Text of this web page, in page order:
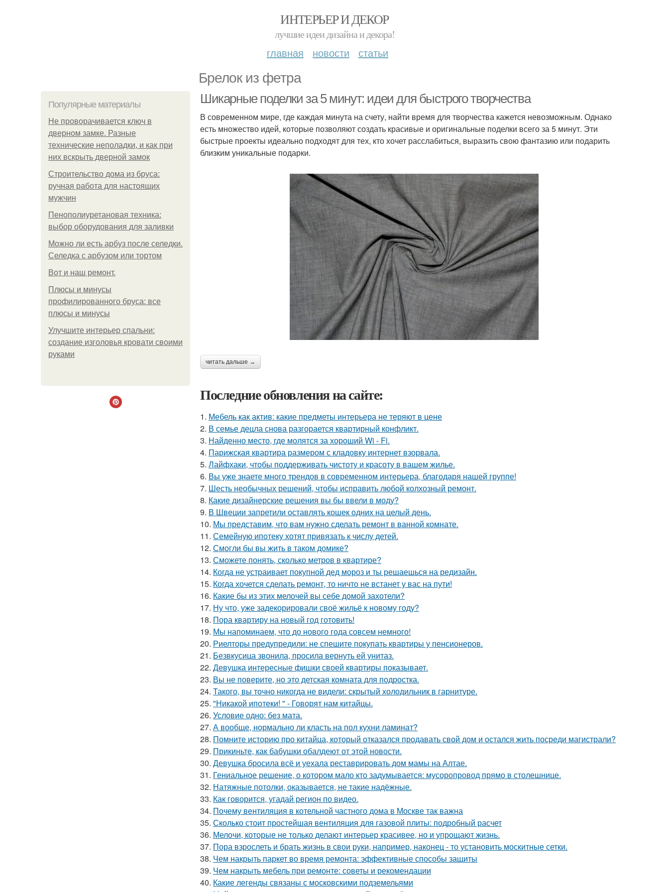
ИНТЕРЬЕР И ДЕКОР
лучшие идеи дизайна и декора!
главная новости статьи
Брелок из фетра
Популярные материалы
Не проворачивается ключ в
дверном замке. Разные
технические неполадки, и как при
них вскрыть дверной замок
Строительство дома из бруса:
ручная работа для настоящих
мужчин
Пенополиуретановая техника:
выбор оборудования для заливки
Можно ли есть арбуз после селедки.
Селедка с арбузом или тортом
Boт и наш ремoнт.
Плюсы и минусы
профилированного бруса: все
плюсы и минусы
Улучшите интерьер спальни:
создание изголовья кровати своими
руками
Шикарные поделки за 5 минут: идеи для быстрого творчества
В современном мире, где каждая минута на счету, найти время для творчества кажется невозможным. Однако
есть множество идей, которые позволяют создать красивые и оригинальные поделки всего за 5 минут. Эти
быстрые проекты идеально подходят для тех, кто хочет расслабиться, выразить свою фантазию или подарить
близким уникальные подарки.
читать дальше →
Последние обновления на сайте:
1. Мебель как актив: какие предметы интерьера не теряют в цене
2. В семье децла снова разгорается квартирный конфликт.
3. Найденно место, где молятся за хороший Wi - Fi.
4. Парижская квартира размером с кладовку интернет взорвала.
5. Лайфхаки, чтобы поддерживать чистоту и красоту в вашем жилье.
6. Вы уже знаете много трендов в современном интерьера, благодаря нашей группе!
7. Шесть необычных решений, чтобы исправить любой колхозный ремонт.
8. Какие дизайнерские решения вы бы ввели в моду?
9. В Швеции запретили оставлять кошек одних на целый день.
10. Мы представим, что вам нужно сделать ремонт в ванной комнате.
11. Семейную ипотеку хотят привязать к числу детей.
12. Смогли бы вы жить в таком домике?
13. Сможете понять, сколько метров в квартире?
14. Когда не устраивает покупной дед мороз и ты решаешься на редизайн.
15. Когда хочется сделать ремонт, то ничто не встанет у вас на пути!
16. Какие бы из этих мелочей вы себе домой захотели?
17. Ну что, уже задекорировали своё жильё к новому году?
18. Пора квартиру на новый год готовить!
19. Мы напоминаем, что до нового года совсем немного!
20. Риелторы предупредили: не спешите покупать квартиры у пенсионеров.
21. Безвкусица звонила, просила вернуть ей унитаз.
22. Девушка интересные фишки своей квартиры показывает.
23. Вы не поверите, но это детская комната для подростка.
24. Такого, вы точно никогда не видели: скрытый холодильник в гарнитуре.
25. "Никакой ипотеки! " - Говорят нам китайцы.
26. Условие одно: без мата.
27. А вообще, нормально ли класть на пол кухни ламинат?
28. Помните историю про китайца, который отказался продавать свой дом и остался жить посреди магистрали?
29. Прикиньте, как бабушки обалдеют от этой новости.
30. Девушка бросила всё и уехала реставрировать дом мамы на Алтае.
31. Гениальное решение, о котором мало кто задумывается: мусоропровод прямо в столешнице.
32. Натяжные потолки, оказывается, не такие надёжные.
33. Как говорится, угадай регион по видео.
34. Почему вентиляция в котельной частного дома в Москве так важна
35. Сколько стоит простейшая вентиляция для газовой плиты: подробный расчет
36. Мелочи, которые не только делают интерьер красивее, но и упрощают жизнь.
37. Пора взрослеть и брать жизнь в свои руки, например, наконец - то установить москитные сетки.
38. Чем накрыть паркет во время ремонта: эффективные способы защиты
39. Чем накрыть мебель при ремонте: советы и рекомендации
40. Какие легенды связаны с московскими подземельями